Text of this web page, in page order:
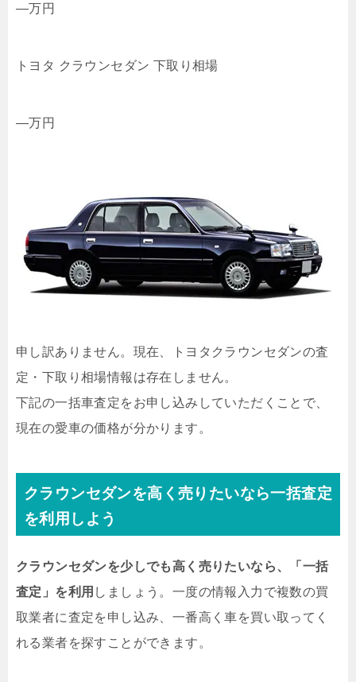
—万円
トヨタ クラウンセダン 下取り相場
—万円
申し訳ありません。現在、トヨタクラウンセダンの査
定・下取り相場情報は存在しません。
下記の一括車査定をお申し込みしていただくことで、
現在の愛車の価格が分かります。
クラウンセダンを高く売りたいなら一括査定
を利用しよう
クラウンセダンを少しでも高く売りたいなら、「一括
査定」を利用 しましょう。一度の情報入力で複数の買
取業者に査定を申し込み、一番高く車を買い取ってく
れる業者を探すことができます。